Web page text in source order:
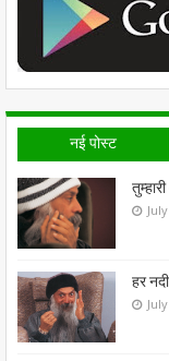
नई पोस्ट
हर